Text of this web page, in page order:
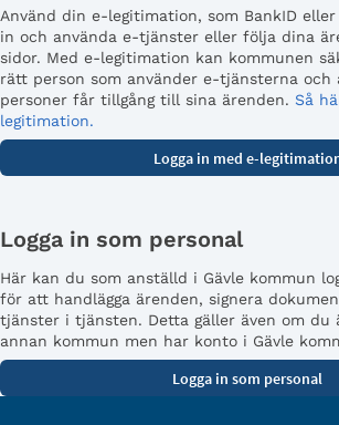
Använd din e-legitimation, som BankID
in och använda e-tjänster eller följa dina
sidor. Med e-legitimation kan kommunen
rätt person som använder e-tjänsterna och
personer får tillgång till sina ärenden. Så
legitimation.
Logga in som personal
Här kan du som anställd i Gävle kommun
för att handlägga ärenden, signera
tjänster i tjänsten. Detta gäller även om du
annan kommun men har konto i Gävle